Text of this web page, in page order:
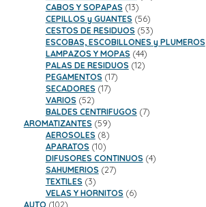
CABOS Y SOPAPAS 1313
productos
CEPILLOS y GUANTES 5656
productos
CESTOS DE RESIDUOS 5353
productos
ESCOBAS, ESCOBILLONES y PLUMEROS
LAMPAZOS Y MOPAS 4444
productos
PALAS DE RESIDUOS 1212
PEGAMENTOS 1717
SECADORES 1717
VARIOS 5252
productos
BALDES CENTRIFUGOS 77
AROMATIZANTES 5959
productos
AEROSOLES 88
productos
APARATOS 1010
productos
DIFUSORES CONTINUOS 44
SAHUMERIOS 2727
TEXTILES 33
productos
VELAS Y HORNITOS 66
AUTO 102102